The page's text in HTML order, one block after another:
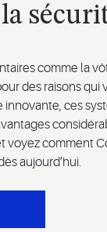
comme la
des raisons qui
innovante, ces
voyez comment
aujourd’hui.